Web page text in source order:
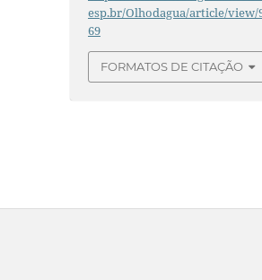
esp.br/Olhodagua/article/view/
69
FORMATOS DE CITAÇÃO